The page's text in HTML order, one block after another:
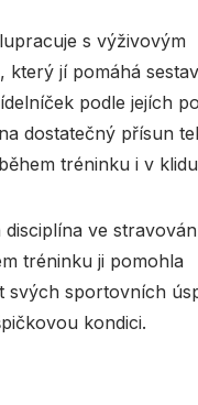
s výživovým
který jí pomáhá
podle jejích
dostatečný přísun
tréninku i v
disciplína ve
tréninku ji pomohla
svých sportovních
kondici.